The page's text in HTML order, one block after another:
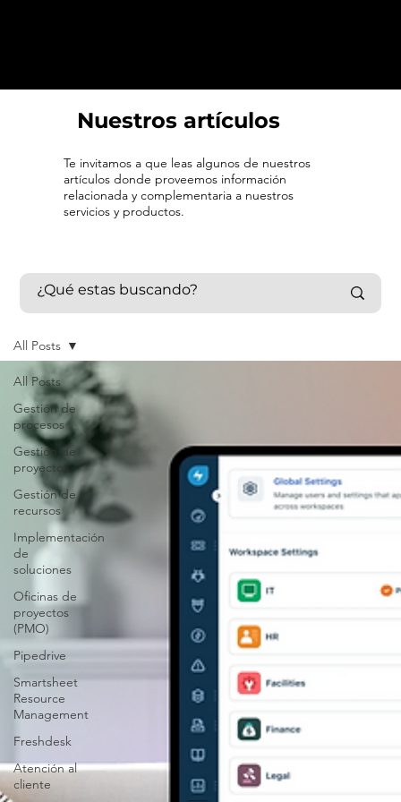
Nuestros artículos
Te invitamos a que leas algunos de nuestros
artículos donde proveemos información
relacionada y complementaria a nuestros
servicios y productos.
All Posts
Gestión de
procesos
Gestión de
proyectos
Gestión de
recursos
Implementación
de
soluciones
Oficinas de
proyectos
(PMO)
Pipedrive
Smartsheet
Resource
Management
Freshdesk
Atención al
cliente
All Posts